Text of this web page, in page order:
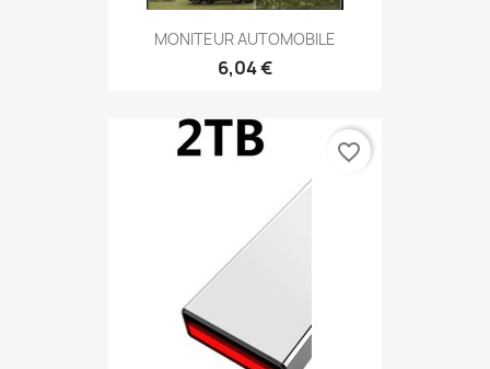
MONITEUR AUTOMOBILE
6,04 €
favorite_border